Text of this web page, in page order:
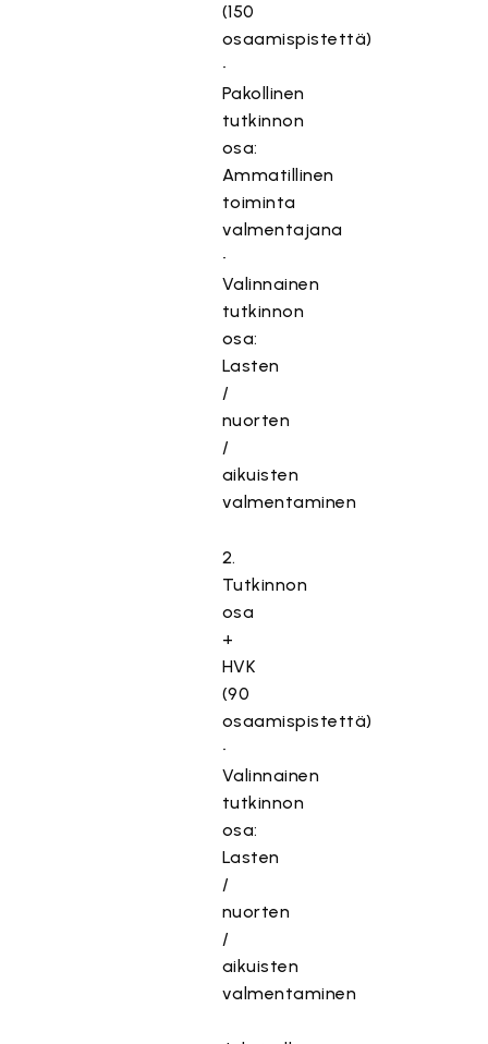
(150
osaamispistettä)
•
Pakollinen
tutkinnon
osa:
Ammatillinen
toiminta
valmentajana
•
Valinnainen
tutkinnon
osa:
Lasten
/
nuorten
/
aikuisten
valmentaminen
2.
Tutkinnon
osa
+
HVK
(90
osaamispistettä)
•
Valinnainen
tutkinnon
osa:
Lasten
/
nuorten
/
aikuisten
valmentaminen